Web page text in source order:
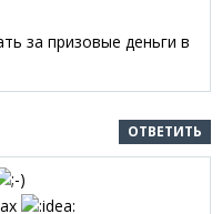
за призовые деньги в
ОТВЕТИТЬ